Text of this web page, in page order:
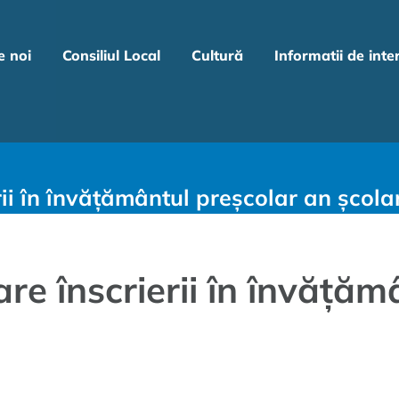
noi Consiliul Local Cultură Informatii de
în învățământul preșcolar an
înscrierii în